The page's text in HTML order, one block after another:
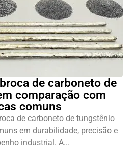
de carboneto de
comparação com
comuns
de carboneto de tungstênio
em durabilidade, precisão e
industrial. A...